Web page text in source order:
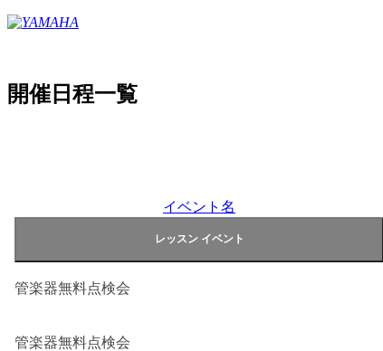
開催日程一覧
イベント名
管楽器無料点検会
管楽器無料点検会